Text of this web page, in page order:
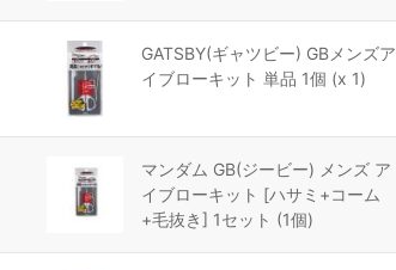
GATSBY(ギャツビー) GBメンズア
イブローキット 単品 1個 (x 1)
マンダム GB(ジービー) メンズ ア
イブローキット [ハサミ+コーム
+毛抜き] 1セット (1個)